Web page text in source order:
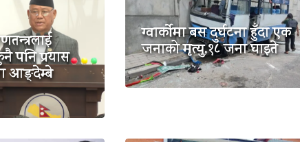
पनि प्रयास
आङ्देम्बे
ग्वार्कोमा बस दुर्घटना हुँदा एक
जनाको मृत्यु,१८ जना घाइते